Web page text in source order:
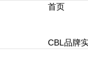
首页
CBL品牌